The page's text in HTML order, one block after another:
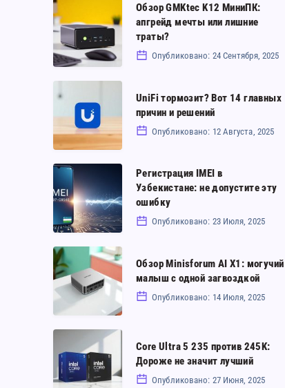
Обзор
GMKtec
K12
МиниПК:
апгрейд
мечты
или
лишние
траты?
Обзор GMKtec K12 МиниПК:
апгрейд мечты или лишние
траты?
Опубликовано: 24 Сентября, 2025
UniFi
тормозит?
Вот
14
главных
причин
и
решений
UniFi тормозит? Вот 14 главных
причин и решений
Опубликовано: 12 Августа, 2025
Регистрация
IMEI
в
Узбекистане:
не
допустите
эту
ошибку
Регистрация IMEI в
Узбекистане: не допустите эту
ошибку
Опубликовано: 23 Июля, 2025
Обзор
Minisforum
AI
X1:
могучий
малыш
с
Обзор Minisforum AI X1: могучий
малыш с одной загвоздкой
Опубликовано: 14 Июля, 2025
Ultra
5
Core Ultra 5 235 против 245K:
Дороже не значит лучший
Опубликовано: 27 Июня, 2025